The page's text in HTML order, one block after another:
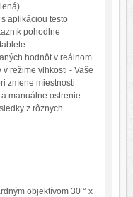
aplikáciou testo
pohodlne
hodnôt v reálnom
režime vlhkosti - Vaše
zmene miestnosti
manuálne ostrenie
z rôznych
objektívom 30 ° x